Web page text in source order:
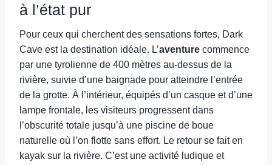
à l’état pur
Pour ceux qui cherchent des sensations fortes, Dark
Cave est la destination idéale. L’aventure commence
par une tyrolienne de 400 mètres au-dessus de la
rivière, suivie d’une baignade pour atteindre l’entrée
de la grotte. À l’intérieur, équipés d’un casque et d’une
lampe frontale, les visiteurs progressent dans
l’obscurité totale jusqu’à une piscine de boue
naturelle où l’on flotte sans effort. Le retour se fait en
kayak sur la rivière. C’est une activité ludique et